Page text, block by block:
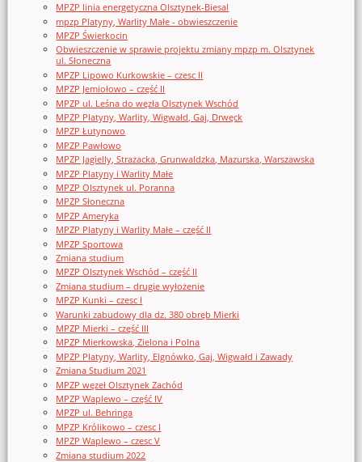
MPZP linia energetyczna Olsztynek-Biesal
mpzp Platyny, Warlity Małe - obwieszczenie
MPZP Świerkocin
Obwieszczenie w sprawie projektu zmiany mpzp m. Olsztynek
ul. Słoneczna
MPZP Lipowo Kurkowskie – czesc II
MPZP Jemiołowo – część II
MPZP ul. Leśna do węzła Olsztynek Wschód
MPZP Platyny, Warlity, Wigwałd, Gaj, Drwęck
MPZP Łutynowo
MPZP Pawłowo
MPZP Jagielly, Strazacka, Grunwaldzka, Mazurska, Warszawska
MPZP Platyny i Warlity Małe
MPZP Olsztynek ul. Poranna
MPZP Słoneczna
MPZP Ameryka
MPZP Platyny i Warlity Małe – część II
MPZP Sportowa
Zmiana studium
MPZP Olsztynek Wschód – część II
Zmiana studium – drugie wyłożenie
MPZP Kunki – czesc I
Warunki zabudowy dla dz. 380 obręb Mierki
MPZP Mierki – część III
MPZP Mierkowska, Zielona i Polna
MPZP Platyny, Warlity, Elgnówko, Gaj, Wigwałd i Zawady
Zmiana Studium 2021
MPZP węzeł Olsztynek Zachód
MPZP Waplewo – część IV
MPZP ul. Behringa
MPZP Królikowo – czesc I
MPZP Waplewo – czesc V
Zmiana studium 2022